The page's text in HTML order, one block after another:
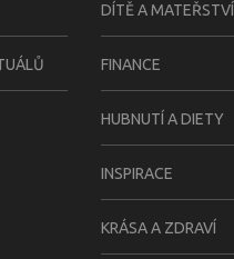
DÍTĚ A MATEŘSTVÍ
FINANCE
HUBNUTÍ A DIETY
INSPIRACE
KRÁSA A ZDRAVÍ